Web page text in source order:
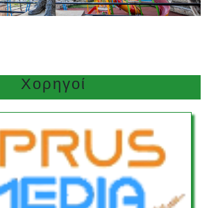
Χορηγοί